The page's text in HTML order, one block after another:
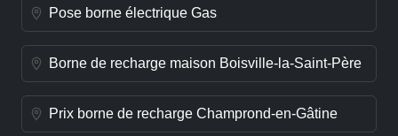
Pose borne électrique Gas
Borne de recharge maison Boisville-la-Saint-Père
Prix borne de recharge Champrond-en-Gâtine